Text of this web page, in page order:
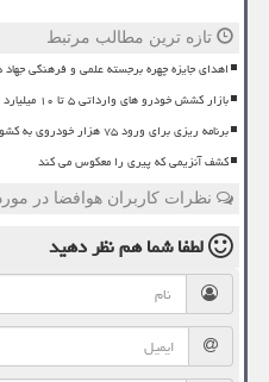
تازه ترین مطالب مرتبط
اهدای جایزه چهره برجسته علمی و فرهنگی جهاد
بازار کشش خودرو های وارداتی ۵ تا ۱۰ میلیارد تومانی را ندارد
برنامه ریزی برای ورود ۷۵ هزار خودروی به کشور
کشف آنزیمی که پیری را معکوس می کند
نظرات کاربران هوافضا در
لطفا شما همنظر دهید